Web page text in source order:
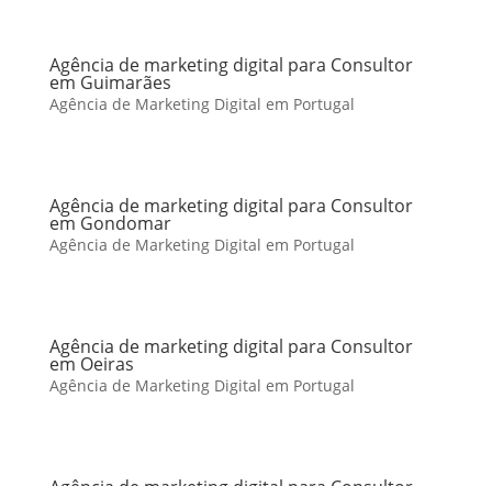
Agência de marketing digital para Consultor
em Guimarães
Agência de Marketing Digital em Portugal
Agência de marketing digital para Consultor
em Gondomar
Agência de Marketing Digital em Portugal
Agência de marketing digital para Consultor
em Oeiras
Agência de Marketing Digital em Portugal